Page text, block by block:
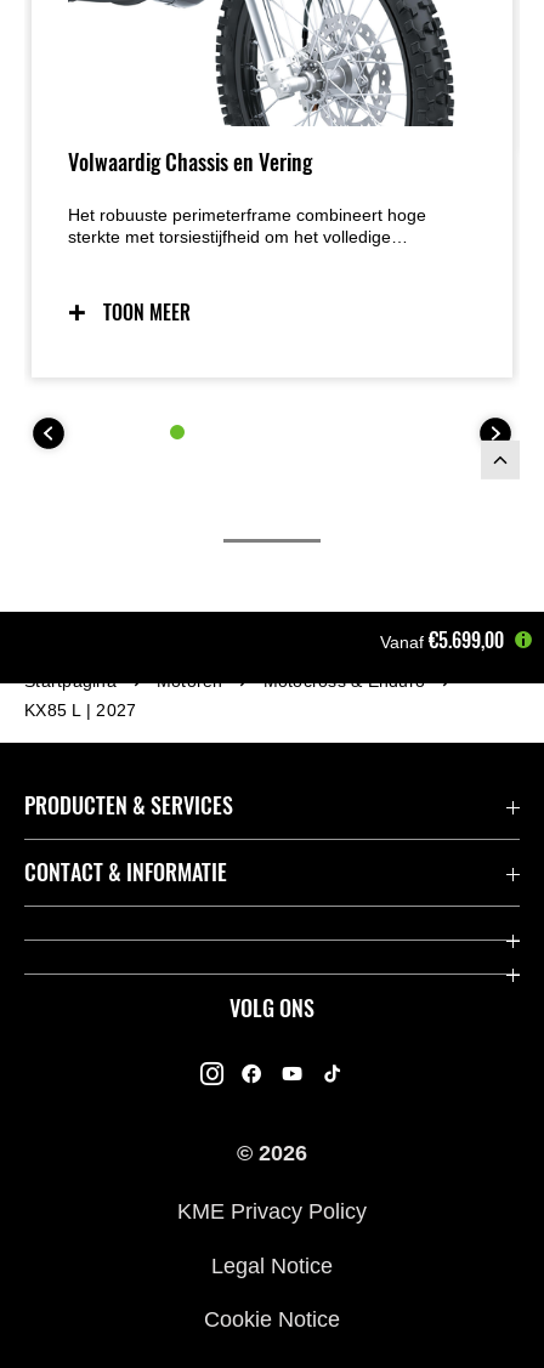
Volwaardig Chassis en Vering
Het robuuste perimeterframe combineert hoge
sterkte met torsiestijfheid om het volledige
circuit. In combinatie met stijve voorvorken, een
achtervering met lange veerweg en een krachtig
TOON MEER
Vanaf €5.699,00
Startpagina Motoren
Motocross & Enduro
KX85 L | 2027
VOLG ONS
PRODUCTEN & SERVICES
Accessoires & Onderdelen
Dealers
K-Care Fabrieksgarantie
Gebruikershandleidingen
Kawasaki Road Assistance
Veelgestelde Vragen
CONTACT & INFORMATIE
Contact
© 2026
KME Privacy Policy
Legal Notice
Cookie Notice